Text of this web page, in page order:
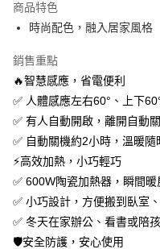
Google Pay
大哥付你分期
相關說明
1.本服務由台灣大哥大提供，台
2.付款方式選擇「大哥付你分期
流程，驗證手機門號後，選擇欲
成交易。
3.實際核准額度、可分期數及費
4.訂單成立30分鐘內，如未前往
消。如遇「轉專審核」未通過狀
法說明評估內容。
【繳款方式說明】
AFTEE先享後付
相關說明
【關於「AFTEE先享後付」】
AFTEE先享後付是「在收到商品
１．簡單：不需註冊會員、不需
２．便利：只要手機號碼，簡訊
３．安心：先確認商品／服務後
ATM付款
運送方式
付款後全家取貨
商品特色
時尚配色，融入居家風格
銷售重點
🔥智慧感應，省電便利
✅ 人體感應左右60°、上下
✅ 有人自動開啟，離開自動
✅ 自動關機約2小時，溫暖
⚡高效加熱，小巧輕巧
✅ 600W陶瓷加熱器，瞬間暖
✅ 小巧設計，方便搬到臥室
✅ 冬天在家辦公、看書或陪
🛡️安全防護，安心使用